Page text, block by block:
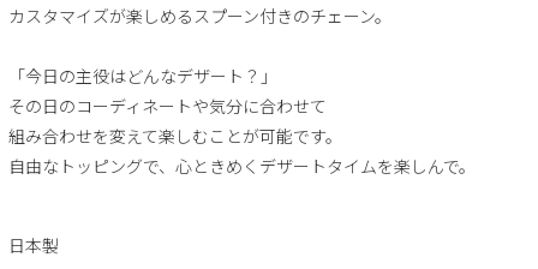
カスタマイズが楽しめるスプーン付きのチェーン。
「今日の主役はどんなデザート？」
その日のコーディネートや気分に合わせて
組み合わせを変えて楽しむことが可能です。
自由なトッピングで、心ときめくデザートタイムを楽しんで。
日本製